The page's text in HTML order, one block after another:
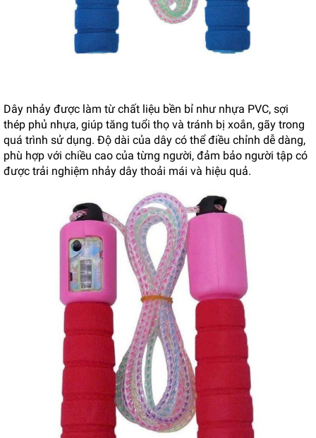
Dây nhảy được làm từ chất liệu bền bỉ như nhựa PVC, sợi
thép phủ nhựa, giúp tăng tuổi thọ và tránh bị xoắn, gãy trong
quá trình sử dụng. Độ dài của dây có thể điều chỉnh dễ dàng,
phù hợp với chiều cao của từng người, đảm bảo người tập có
được trải nghiệm nhảy dây thoải mái và hiệu quả.